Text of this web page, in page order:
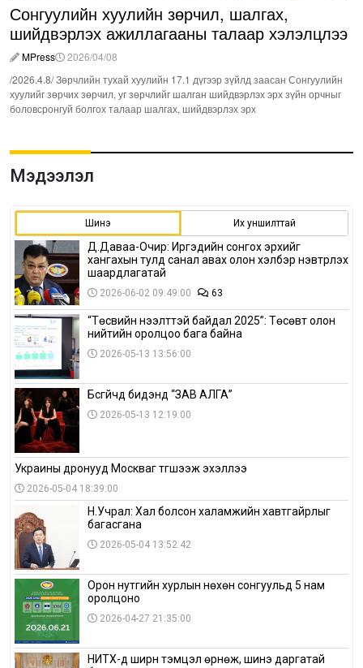
Сонгуулийн хуулийн зөрчил, шалгах,
шийдвэрлэх ажиллагааны талаар хэлэлцлээ
MPress
2026/04/08
/2026.4.8/ Зөрчлийн тухай хуулийн 17.1 дүгээр зүйлд заасан Сонгуулийн
хуулийг зөрчих зөрчил, уг зөрчлийг шалган шийдвэрлэх эрх зүйн орчныг
боловсронгуй болгох талаар шалгах, шийдвэрлэх эрх
Мэдээлэл
Шинэ Их уншилттай
Д.Даваа-Очир: Иргэдийн сонгох эрхийг
хангахын тулд санал авах олон хэлбэр нэвтрүүлэх
шаардлагатай
2026-06-02 09:49:00 63
“Төсвийн нээлттэй байдал 2025”: Төсөвт олон
нийтийн оролцоо бага байна
2026-05-13 13:56:00
Бүсгүйчүүд бидэнд “ЗАВ АЛГА”
2026-05-13 12:19:00
Украины дронууд Москваг түгшээж эхэллээ
2026-05-04 18:39:00
Н.Учрал: Хал болсон халамжийн хавтгайрлыг
багасгана
2026-05-04 13:52:42
Орон нутгийн хурлын нөхөн сонгуульд 5 нам
оролцоно
2026-04-27 21:35:00
НИТХ-д ширүүн тэмцэл өрнөж, шинэ даргатай